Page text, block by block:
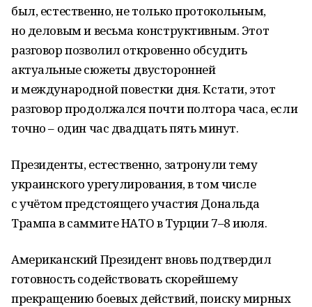
был, естественно, не только протокольным,
но деловым и весьма конструктивным. Этот
разговор позволил откровенно обсудить
актуальные сюжеты двусторонней
и международной повестки дня. Кстати, этот
разговор продолжался почти полтора часа, если
точно – один час двадцать пять минут.
Президенты, естественно, затронули тему
украинского урегулирования, в том числе
с учётом предстоящего участия Дональда
Трампа в саммите НАТО в Турции 7–8 июля.
Американский Президент вновь подтвердил
готовность содействовать скорейшему
прекращению боевых действий, поиску мирных